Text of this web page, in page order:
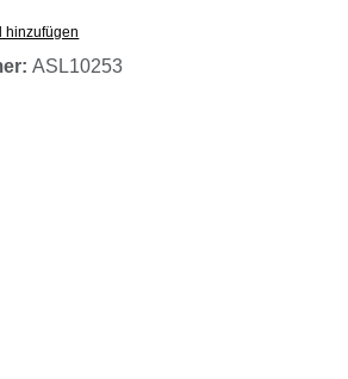
hinzufügen
ASL10253